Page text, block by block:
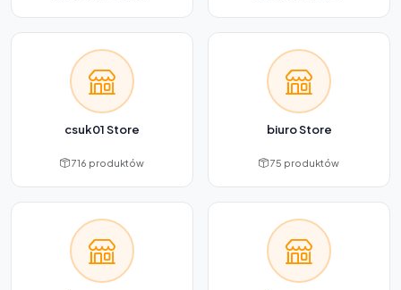
csuk01 Store
716 produktów
biuro Store
75 produktów